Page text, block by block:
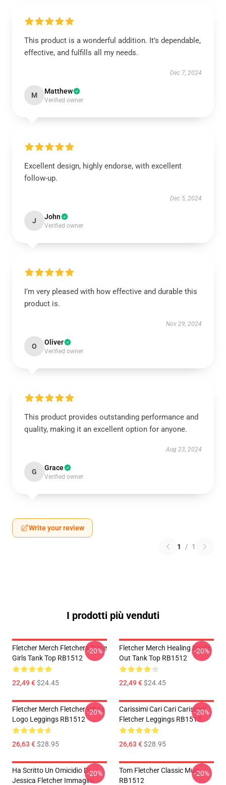
This product is a wonderful addition. It’s dependable,
effective, and fulfills all my needs.
Dec 7, 2024
M Matthew
Verified owner
Excellent design, highly endorse, with excellent
follow-up.
Dec 5, 2024
J John
Verified owner
I’m very pleased with how effective and durable this
product is.
Nov 29, 2024
O Oliver
Verified owner
This product provides outstanding performance and
quality, making it an excellent option for anyone.
Aug 23, 2024
G Grace
Verified owner
Write your review
1 / 1
I prodotti più venduti
Fletcher Merch Fletchers Triple
Girls Tank Top RB1512
22,49 €$24.45
-20%
Fletcher Merch Healing Inside
Out Tank Top RB1512
22,49 €$24.45
-20%
Fletcher Merch Fletcher White
Logo Leggings RB1512
26,63 €$28.95
-20%
Carissimi Cari Cari Carissimi
Fletcher Leggings RB1512
26,63 €$28.95
-20%
Ha Scritto Un Omicidio Di
Jessica Fletcher Immagini
-20%
Tom Fletcher Classic Mug
RB1512
-20%